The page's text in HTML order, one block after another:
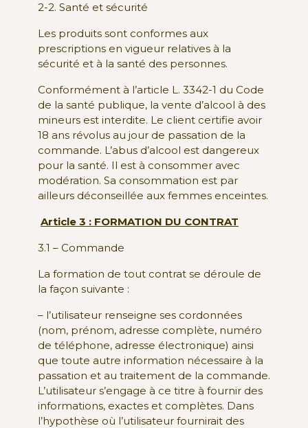
2-2. Santé et sécurité
Les produits sont conformes aux
prescriptions en vigueur relatives à la
sécurité et à la santé des personnes.
Conformément à l’article L. 3342-1 du Code
de la santé publique, la vente d’alcool à des
mineurs est interdite. Le client certifie avoir
18 ans révolus au jour de passation de la
commande. L’abus d’alcool est dangereux
pour la santé. Il est à consommer avec
modération. Sa consommation est par
ailleurs déconseillée aux femmes enceintes.
Article 3 : FORMATION DU CONTRAT
3.1 – Commande
La formation de tout contrat se déroule de
la façon suivante :
– l’utilisateur renseigne ses cordonnées
(nom, prénom, adresse complète, numéro
de téléphone, adresse électronique) ainsi
que toute autre information nécessaire à la
passation et au traitement de la commande.
L’utilisateur s’engage à ce titre à fournir des
informations, exactes et complètes. Dans
l’hypothèse où l’utilisateur fournirait des